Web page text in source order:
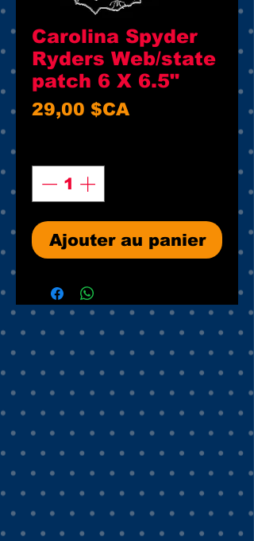
Carolina Spyder
Ryders Web/state
patch 6 X 6.5"
29,00 $CAPrix
Ajouter au panier